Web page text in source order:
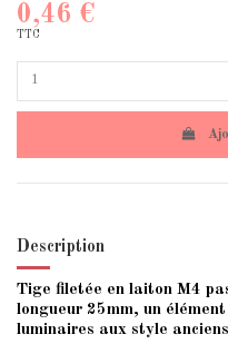
0,46 €
TTC
Description
Tige filetée en laiton M4
longueur 25mm, un
luminaires aux style